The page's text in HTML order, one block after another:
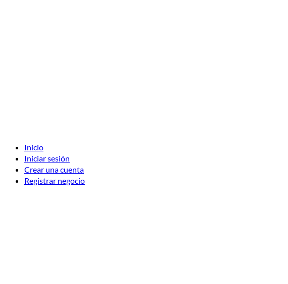
Inicio
Iniciar sesión
Crear una cuenta
Registrar negocio